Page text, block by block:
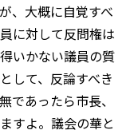
、大概に自覚すべ
に対して反問権は
いかない議員の質
して、反論すべき
であったら市長、
すよ。議会の華と